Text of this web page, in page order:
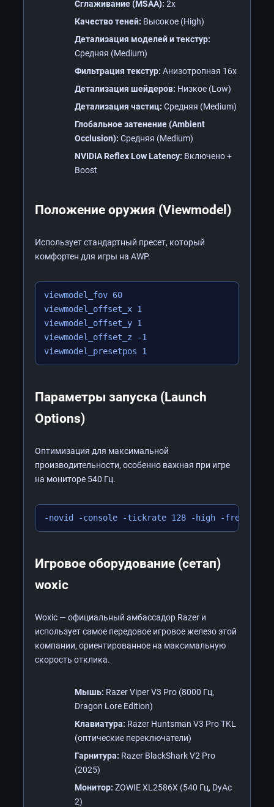
Сглаживание (MSAA): 2x
Качество теней: Высокое (High)
Детализация моделей и текстур:
Средняя (Medium)
Фильтрация текстур: Анизотропная 16x
Детализация шейдеров: Низкое (Low)
Детализация частиц: Средняя (Medium)
Глобальное затенение (Ambient
Occlusion): Средняя (Medium)
NVIDIA Reflex Low Latency: Включено +
Boost
Положение оружия (Viewmodel)
Использует стандартный пресет, который
комфортен для игры на AWP.
viewmodel_fov 60
viewmodel_offset_x 1
viewmodel_offset_y 1
viewmodel_offset_z -1
Параметры запуска (Launch
Options)
Оптимизация для максимальной
производительности, особенно важная при игре
на мониторе 540 Гц.
Игровое оборудование (сетап)
woxic
Woxic — официальный амбассадор Razer и
использует самое передовое игровое железо этой
компании, ориентированное на максимальную
скорость отклика.
Мышь: Razer Viper V3 Pro (8000 Гц,
Dragon Lore Edition)
Клавиатура: Razer Huntsman V3 Pro TKL
(оптические переключатели)
Гарнитура: Razer BlackShark V2 Pro
(2025)
Монитор: ZOWIE XL2586X (540 Гц, DyAc
2)